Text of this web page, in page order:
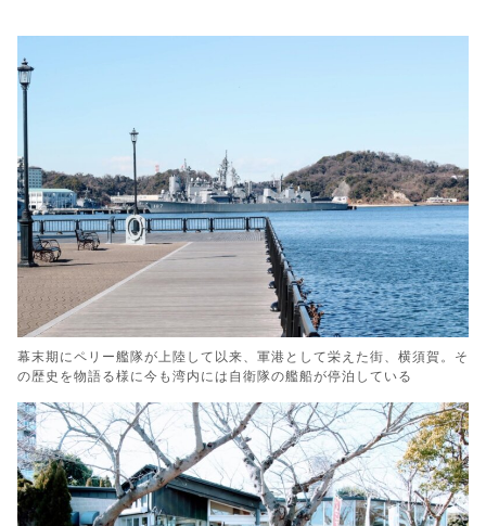
幕末期にペリー艦隊が上陸して以来、軍港として栄えた街、横須賀。そ
の歴史を物語る様に今も湾内には自衛隊の艦船が停泊している